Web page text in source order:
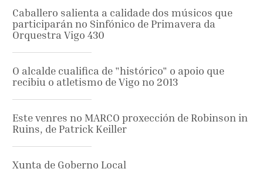
Caballero salienta a calidade dos músicos que
participarán no Sinfónico de Primavera da
Orquestra Vigo 430
O alcalde cualifica de "histórico" o apoio que
recibiu o atletismo de Vigo no 2013
Este venres no MARCO proxección de Robinson in
Ruins, de Patrick Keiller
Xunta de Goberno Local